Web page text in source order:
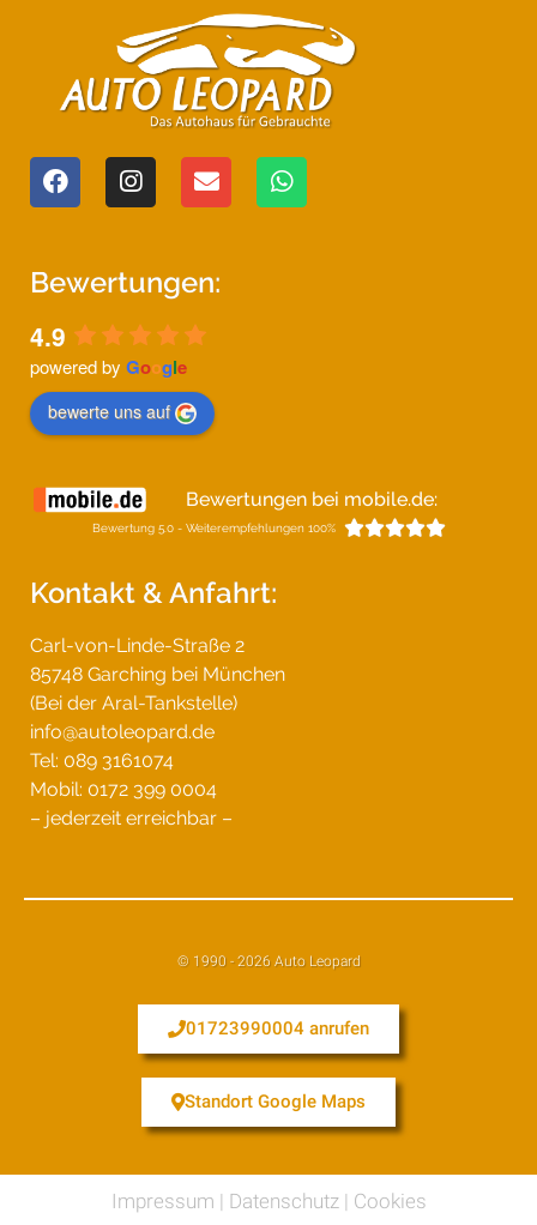
Bewertungen:
4.9
powered by Google
bewerte uns auf
Bewertungen bei mobile.de:
Bewertung 5.0 - Weiterempfehlungen 100% 
Kontakt & Anfahrt:
Carl-von-Linde-Straße 2
85748 Garching bei München
(Bei der Aral-Tankstelle)
info@autoleopard.de
Tel: 089 3161074
Mobil: 0172 399 0004
– jederzeit erreichbar –
© 1990 - 2026 Auto Leopard
01723990004 anrufen
Standort Google Maps
Impressum | Datenschutz| Cookies